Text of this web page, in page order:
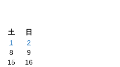
土
日
1
2
8
9
15
16